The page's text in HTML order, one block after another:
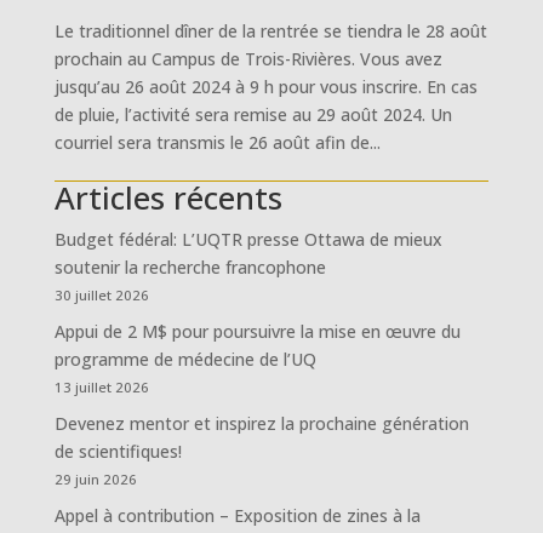
Le traditionnel dîner de la rentrée se tiendra le 28 août
prochain au Campus de Trois-Rivières. Vous avez
jusqu’au 26 août 2024 à 9 h pour vous inscrire. En cas
de pluie, l’activité sera remise au 29 août 2024. Un
courriel sera transmis le 26 août afin de...
Articles récents
Budget fédéral: L’UQTR presse Ottawa de mieux
soutenir la recherche francophone
30 juillet 2026
Appui de 2 M$ pour poursuivre la mise en œuvre du
programme de médecine de l’UQ
13 juillet 2026
Devenez mentor et inspirez la prochaine génération
de scientifiques!
29 juin 2026
Appel à contribution – Exposition de zines à la